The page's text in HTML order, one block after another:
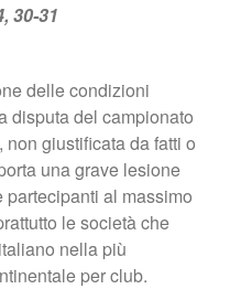
30-31
delle condizioni
disputa del campionato
giustificata da fatti o
una grave lesione
al massimo
le società che
nella più
per club.